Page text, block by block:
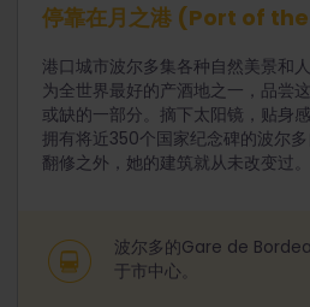
停靠在月之港 (Port of
港口城市波尔多集各种自然美景和
为全世界最好的产酒地之一，品尝
或缺的一部分。摘下太阳镜，贴身
拥有将近350个国家纪念碑的波尔
翻修之外，她的建筑就从未改变过。
波尔多的Gare de
于市中心。